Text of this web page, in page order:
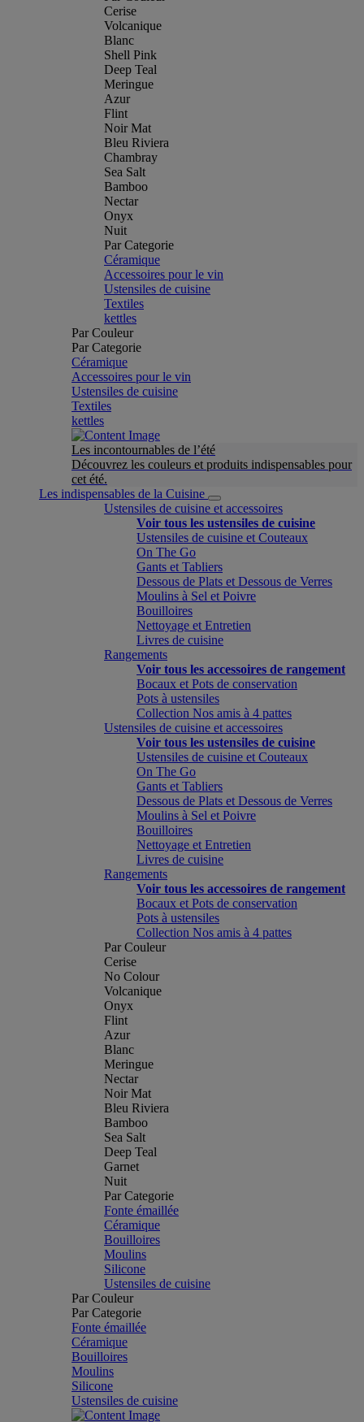
Cerise
Volcanique
Blanc
Shell Pink
Deep Teal
Meringue
Azur
Flint
Noir Mat
Bleu Riviera
Chambray
Sea Salt
Bamboo
Nectar
Onyx
Nuit
Par Categorie
Céramique
Accessoires pour le vin
Ustensiles de cuisine
Textiles
kettles
Par Couleur
Par Categorie
Céramique
Accessoires pour le vin
Ustensiles de cuisine
Textiles
kettles
Les incontournables de l’été
Découvrez les couleurs et produits indispensables pour
cet été.
Les indispensables de la Cuisine
Ustensiles de cuisine et accessoires
Voir tous les ustensiles de cuisine
Ustensiles de cuisine et Couteaux
On The Go
Gants et Tabliers
Dessous de Plats et Dessous de Verres
Moulins à Sel et Poivre
Bouilloires
Nettoyage et Entretien
Livres de cuisine
Rangements
Voir tous les accessoires de rangement
Bocaux et Pots de conservation
Pots à ustensiles
Collection Nos amis à 4 pattes
Ustensiles de cuisine et accessoires
Voir tous les ustensiles de cuisine
Ustensiles de cuisine et Couteaux
On The Go
Gants et Tabliers
Dessous de Plats et Dessous de Verres
Moulins à Sel et Poivre
Bouilloires
Nettoyage et Entretien
Livres de cuisine
Rangements
Voir tous les accessoires de rangement
Bocaux et Pots de conservation
Pots à ustensiles
Collection Nos amis à 4 pattes
Par Couleur
Cerise
No Colour
Volcanique
Onyx
Flint
Azur
Blanc
Meringue
Nectar
Noir Mat
Bleu Riviera
Bamboo
Sea Salt
Deep Teal
Garnet
Nuit
Par Categorie
Fonte émaillée
Céramique
Bouilloires
Moulins
Silicone
Ustensiles de cuisine
Par Couleur
Par Categorie
Fonte émaillée
Céramique
Bouilloires
Moulins
Silicone
Ustensiles de cuisine